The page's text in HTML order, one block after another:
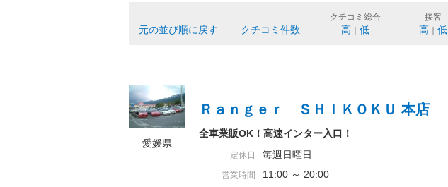
元の並び順に戻す クチコミ件数
クチコミ総合
高 低
接客
高 低
愛媛県
Ｒａｎｇｅｒ ＳＨＩＫＯＫＵ 本店
全車業販OK！高速インター入口！
定休日 毎週日曜日
営業時間 11:00 ～ 20:00